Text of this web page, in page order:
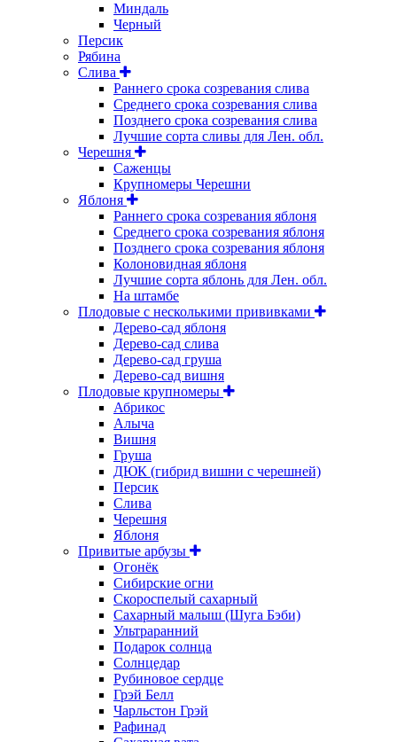
Миндаль
Черный
Персик
Рябина
Слива
Раннего срока созревания слива
Среднего срока созревания слива
Позднего срока созревания слива
Лучшие сорта сливы для Лен. обл.
Черешня
Саженцы
Крупномеры Черешни
Яблоня
Раннего срока созревания яблоня
Среднего срока созревания яблоня
Позднего срока созревания яблоня
Колоновидная яблоня
Лучшие сорта яблонь для Лен. обл.
На штамбе
Плодовые с несколькими прививками
Дерево-сад яблоня
Дерево-сад слива
Дерево-сад груша
Дерево-сад вишня
Плодовые крупномеры
Абрикос
Алыча
Вишня
Груша
ДЮК (гибрид вишни с черешней)
Персик
Слива
Черешня
Яблоня
Привитые арбузы
Огонёк
Сибирские огни
Скороспелый сахарный
Сахарный малыш (Шуга Бэби)
Ультраранний
Подарок солнца
Солнцедар
Рубиновое сердце
Грэй Белл
Чарльстон Грэй
Рафинад